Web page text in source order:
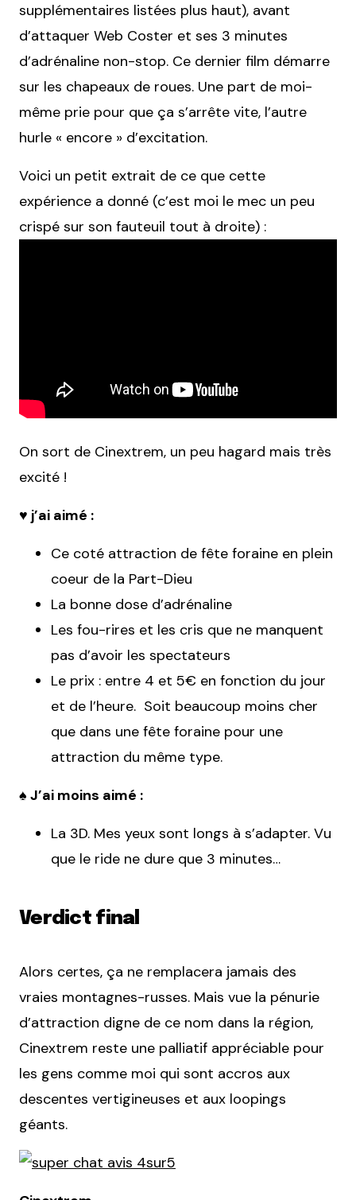
supplémentaires listées plus haut), avant
d’attaquer Web Coster et ses 3 minutes
d’adrénaline non-stop. Ce dernier film démarre
sur les chapeaux de roues. Une part de moi-
même prie pour que ça s’arrête vite, l’autre
hurle « encore » d’excitation.
Voici un petit extrait de ce que cette
expérience a donné (c’est moi le mec un peu
crispé sur son fauteuil tout à droite) :
On sort de Cinextrem, un peu hagard mais très
excité !
♥ j’ai aimé :
Ce coté attraction de fête foraine en plein
coeur de la Part-Dieu
La bonne dose d’adrénaline
Les fou-rires et les cris que ne manquent
pas d’avoir les spectateurs
Le prix : entre 4 et 5€ en fonction du jour
et de l’heure. Soit beaucoup moins cher
que dans une fête foraine pour une
attraction du même type.
♠ J’ai moins aimé :
La 3D. Mes yeux sont longs à s’adapter. Vu
que le ride ne dure que 3 minutes…
Verdict final
Alors certes, ça ne remplacera jamais des
vraies montagnes-russes. Mais vue la pénurie
d’attraction digne de ce nom dans la région,
Cinextrem reste une palliatif appréciable pour
les gens comme moi qui sont accros aux
descentes vertigineuses et aux loopings
géants.